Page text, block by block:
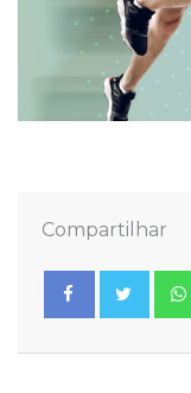
Compartilhar